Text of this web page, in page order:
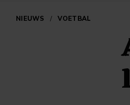
NIEUWS / VOETBAL